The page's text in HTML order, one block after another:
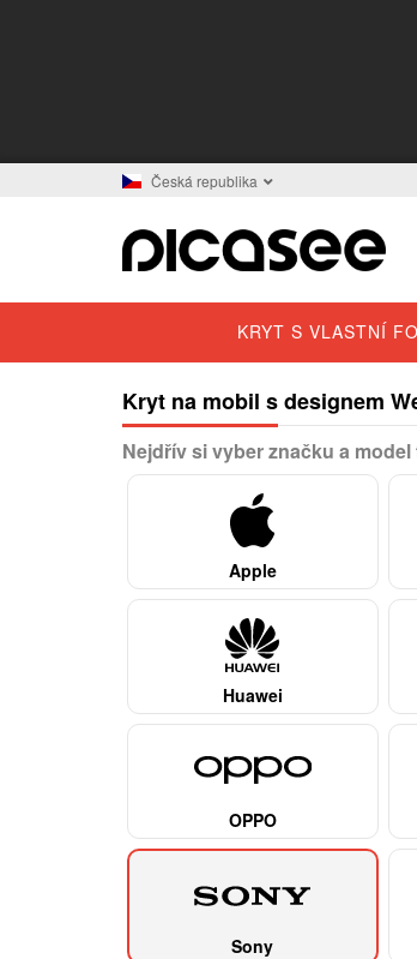
Česká republika
KRYT S VLASTNÍ
Kryt na mobil s designem
Nejdřív si vyber značku a
Apple
Huawei
OPPO
Sony